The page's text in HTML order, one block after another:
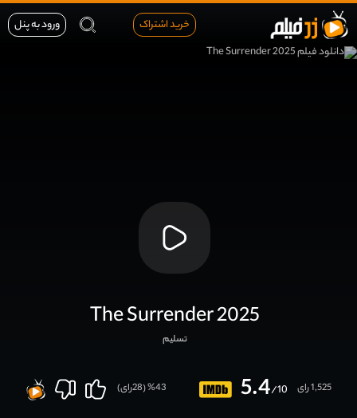
خرید اشتراک ورود به پنل
The Surrender 2025
تسلیم
5.4/10 1,525 رای 43
% (
28رای)